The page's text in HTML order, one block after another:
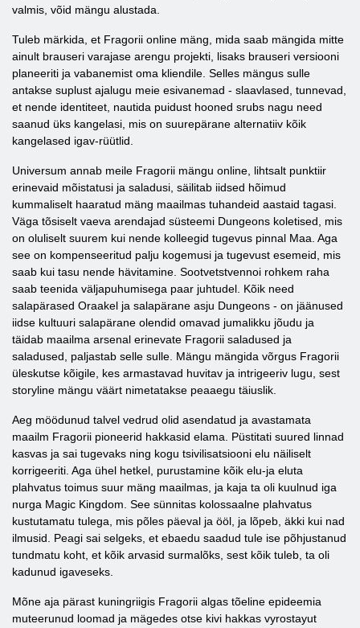
valmis, võid mängu alustada.
Tuleb märkida, et Fragorii online mäng, mida saab mängida mitte
ainult brauseri varajase arengu projekti, lisaks brauseri versiooni
planeeriti ja vabanemist oma kliendile. Selles mängus sulle
antakse suplust ajalugu meie esivanemad - slaavlased, tunnevad,
et nende identiteet, nautida puidust hooned srubs nagu need
saanud üks kangelasi, mis on suurepärane alternatiiv kõik
kangelased igav-rüütlid.
Universum annab meile Fragorii mängu online, lihtsalt punktiir
erinevaid mõistatusi ja saladusi, säilitab iidsed hõimud
kummaliselt haaratud mäng maailmas tuhandeid aastaid tagasi.
Väga tõsiselt vaeva arendajad süsteemi Dungeons koletised, mis
on oluliselt suurem kui nende kolleegid tugevus pinnal Maa. Aga
see on kompenseeritud palju kogemusi ja tugevust esemeid, mis
saab kui tasu nende hävitamine. Sootvetstvennoi rohkem raha
saab teenida väljapuhumisega paar juhtudel. Kõik need
salapärased Oraakel ja salapärane asju Dungeons - on jäänused
iidse kultuuri salapärane olendid omavad jumalikku jõudu ja
täidab maailma arsenal erinevate Fragorii saladused ja
saladused, paljastab selle sulle. Mängu mängida võrgus Fragorii
üleskutse kõigile, kes armastavad huvitav ja intrigeeriv lugu, sest
storyline mängu väärt nimetatakse peaaegu täiuslik.
Aeg möödunud talvel vedrud olid asendatud ja avastamata
maailm Fragorii pioneerid hakkasid elama. Püstitati suured linnad
kasvas ja sai tugevaks ning kogu tsivilisatsiooni elu näiliselt
korrigeeriti. Aga ühel hetkel, purustamine kõik elu-ja eluta
plahvatus toimus suur mäng maailmas, ja kaja ta oli kuulnud iga
nurga Magic Kingdom. See sünnitas kolossaalne plahvatus
kustutamatu tulega, mis põles päeval ja ööl, ja lõpeb, äkki kui nad
ilmusid. Peagi sai selgeks, et ebaedu saadud tule ise põhjustanud
tundmatu koht, et kõik arvasid surmalõks, sest kõik tuleb, ta oli
kadunud igaveseks.
Mõne aja pärast kuningriigis Fragorii algas tõeline epideemia
muteerunud loomad ja mägedes otse kivi hakkas vyrostayut